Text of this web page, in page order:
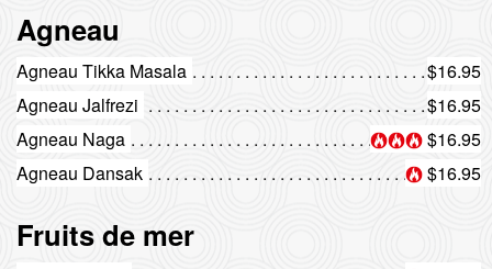
Agneau
Agneau Tikka Masala
$16.95
Agneau Jalfrezi
$16.95
Agneau Naga
$16.95
Agneau Dansak
$16.95
Fruits de mer